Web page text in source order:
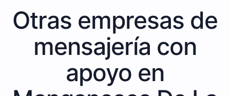
Otras empresas de
mensajería con
apoyo en